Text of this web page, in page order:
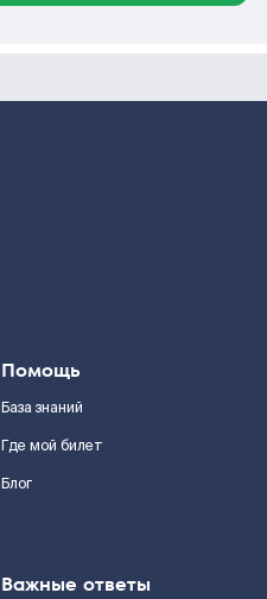
Помощь
База знаний
Где мой билет
Блог
Важные ответы